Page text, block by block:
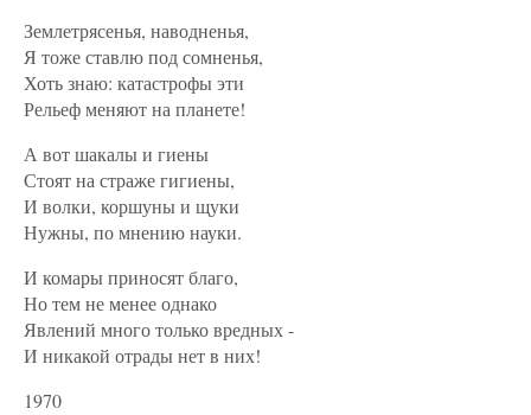
Землетрясенья, наводненья,
Я тоже ставлю под сомненья,
Хоть знаю: катастрофы эти
Рельеф меняют на планете!
А вот шакалы и гиены
Стоят на страже гигиены,
И волки, коршуны и щуки
Нужны, по мнению науки.
И комары приносят благо,
Но тем не менее однако
Явлений много только вредных -
И никакой отрады нет в них!
1970